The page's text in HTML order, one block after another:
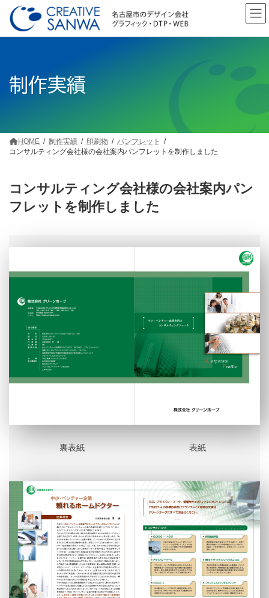
制作実績
HOME 制作実績 印刷物
パンフレット
コンサルティング会社様の会社案内パンフレットを制作しました
コンサルティング会社様の会社案内パン
フレットを制作しました
裏表紙 表紙